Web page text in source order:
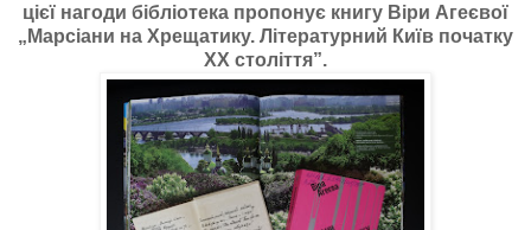
цієї нагоди бібліотека пропонує книгу Віри Агеєвої
„Марсіани на Хрещатику. Літературний Київ початку
XX століття”.